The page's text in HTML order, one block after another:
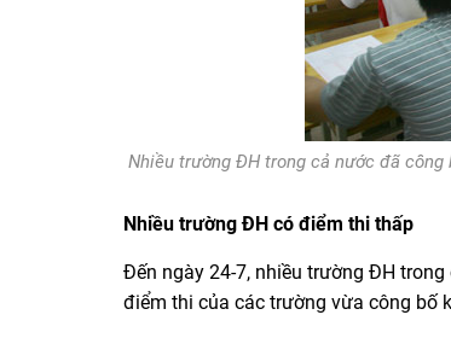
Nhiều trường ĐH trong cả nước đã
Nhiều trường ĐH có điểm thi thấp
Đến ngày 24-7, nhiều trường ĐH
điểm thi của các trường vừa công bố